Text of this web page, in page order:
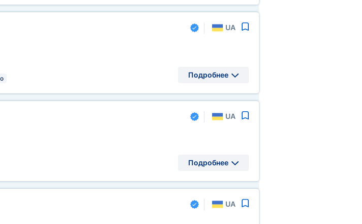
UA
Подробнее
UA
Подробнее
UA